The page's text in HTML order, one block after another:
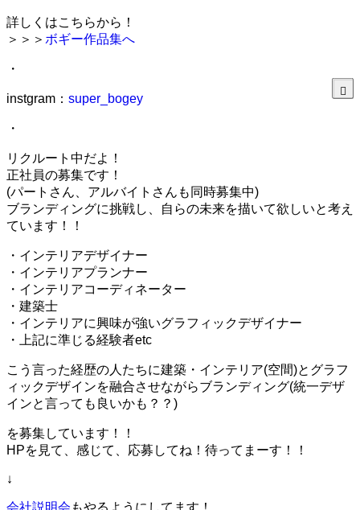
詳しくはこちらから！
＞＞＞ ボギー作品集へ
・
instgram： super_bogey
・
リクルート中だよ！
正社員の募集です！
(パートさん、アルバイトさんも同時募集中)
ブランディングに挑戦し、自らの未来を描いて欲しいと考え
ています！！
・インテリアデザイナー
・インテリアプランナー
・インテリアコーディネーター
・建築士
・インテリアに興味が強いグラフィックデザイナー
・上記に準じる経験者etc
こう言った経歴の人たちに建築・インテリア(空間)とグラフ
ィックデザインを融合させながらブランディング(統一デザ
インと言っても良いかも？？)
を募集しています！！
HPを見て、感じて、応募してね！待ってまーす！！
↓
会社説明会 もやるようにしてます！